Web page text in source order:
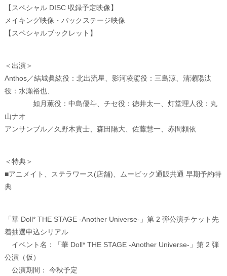
【スペシャル DISC 収録予定映像】
メイキング映像・バックステージ映像
【スペシャルブックレット】
＜出演＞
Anthos／結城眞紘役：北出流星、影河凌駕役：三島涼、清瀬陽汰
役：水瀬裕也、
如月薫役：中島優斗、チセ役：徳井太一、灯堂理人役：丸
山ナオ
アンサンブル／久野木貴士、森田陽大、佐藤慧一、赤間頼依
＜特典＞
■アニメイト、ステラワース(店舗)、ムービック通販共通 早期予約特
典
「華 Doll* THE STAGE -Another Universe-」第 2 弾公演チケット先
着抽選申込シリアル
イベント名：「華 Doll* THE STAGE -Another Universe-」第 2 弾
公演（仮）
公演期間： 今秋予定